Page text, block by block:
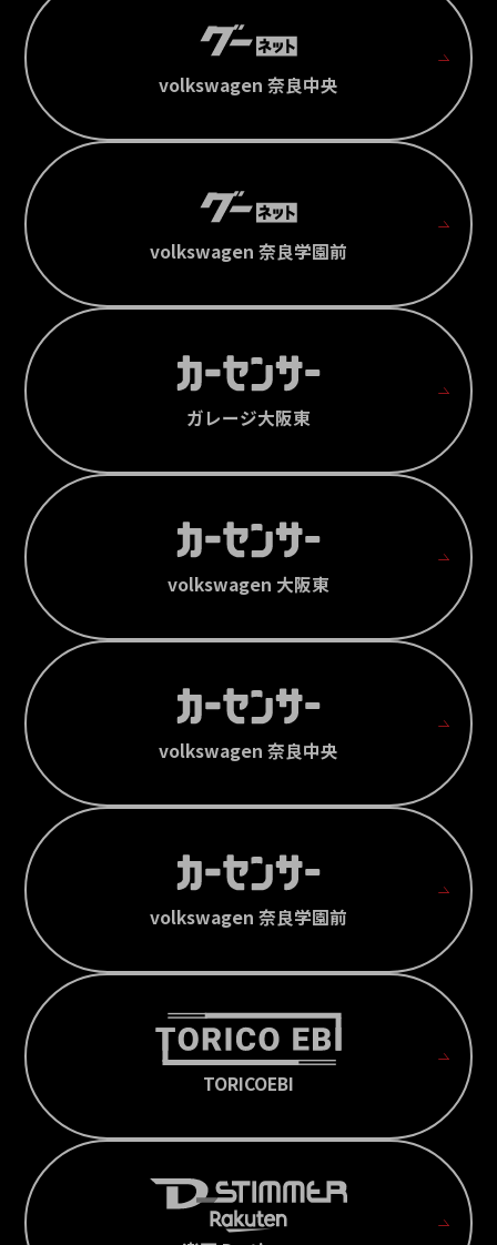
volkswagen 奈良中央
volkswagen 奈良学園前
ガレージ大阪東
volkswagen 大阪東
volkswagen 奈良中央
volkswagen 奈良学園前
TORICOEBI